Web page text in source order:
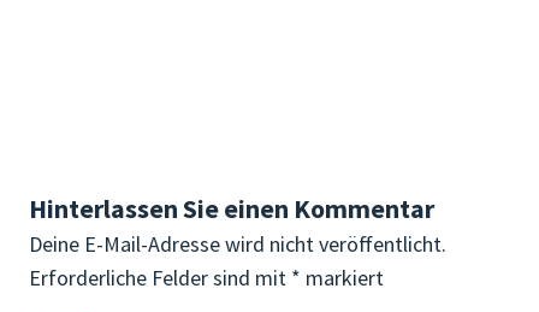
Hinterlassen Sie einen Kommentar
Deine E-Mail-Adresse wird nicht veröffentlicht.
Erforderliche Felder sind mit * markiert